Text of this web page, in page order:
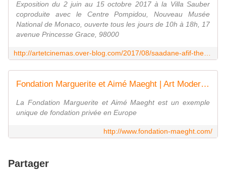
Exposition du 2 juin au 15 octobre 2017 à la Villa Sauber
coproduite avec le Centre Pompidou, Nouveau Musée
National de Monaco, ouverte tous les jours de 10h à 18h, 17
avenue Princesse Grace, 98000
Fondation Marguerite et Aimé Maeght | Art Moderne et Contemporain
La Fondation Marguerite et Aimé Maeght est un exemple
unique de fondation privée en Europe
http://www.fondation-maeght.com/
Partager